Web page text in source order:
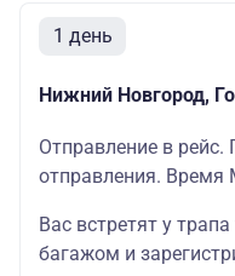
1 день
Нижний Новгород,
Отправление в рейс.
отправления. Время
Вас встретят у
багажом и